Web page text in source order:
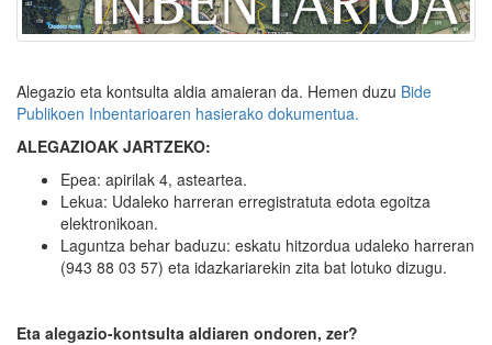
Alegazio eta kontsulta aldia amaieran da. Hemen duzu Bide
Publikoen Inbentarioaren hasierako dokumentua.
ALEGAZIOAK JARTZEKO:
Epea: apirilak 4, asteartea.
Lekua: Udaleko harreran erregistratuta edota egoitza
elektronikoan.
Laguntza behar baduzu: eskatu hitzordua udaleko harreran
(943 88 03 57) eta idazkariarekin zita bat lotuko dizugu.
Eta alegazio-kontsulta aldiaren ondoren, zer?